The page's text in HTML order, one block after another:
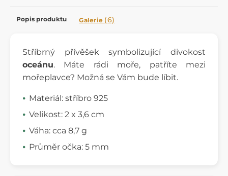
Popis produktu Galerie (6)
Stříbrný přívěšek symbolizující divokost
oceánu. Máte rádi moře, patříte mezi
mořeplavce? Možná se Vám bude líbit.
Materiál: stříbro 925
Velikost: 2 x 3,6 cm
Váha: cca 8,7 g
Průměr očka: 5 mm